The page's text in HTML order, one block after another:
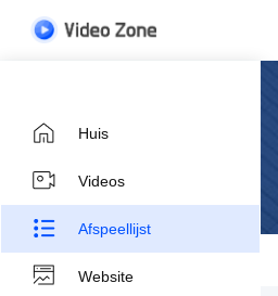
Huis
Videos
Afspeellijst
Website